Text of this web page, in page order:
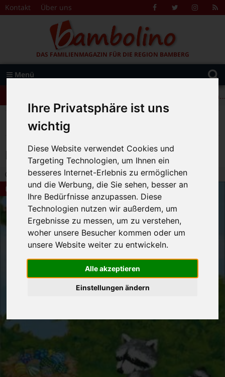
Ihre Privatsphäre ist uns
wichtig
Diese Website verwendet Cookies und
Targeting Technologien, um Ihnen ein
besseres Internet-Erlebnis zu ermöglichen
und die Werbung, die Sie sehen, besser an
Ihre Bedürfnisse anzupassen. Diese
Technologien nutzen wir außerdem, um
Ergebnisse zu messen, um zu verstehen,
woher unsere Besucher kommen oder um
unsere Website weiter zu entwickeln.
Alle akzeptieren
Einstellungen ändern
Zum Inhalt springen
Kontakt Über uns FacebookTwitter
DAS FAMILIENMAGAZIN FÜR DIE REGION BAMBERG
Menü
Suche
nach:
+++ Leolingo: Englischcamp mit Muttersprachlern – auch in Bamberg! +++
Rufus, der kleine Osterwaschbär
25.01.2018 14:18 | Bambolino-Redaktion |
0
Kindergarten